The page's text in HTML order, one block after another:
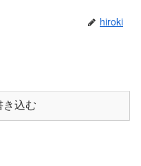
hiroki
き込む